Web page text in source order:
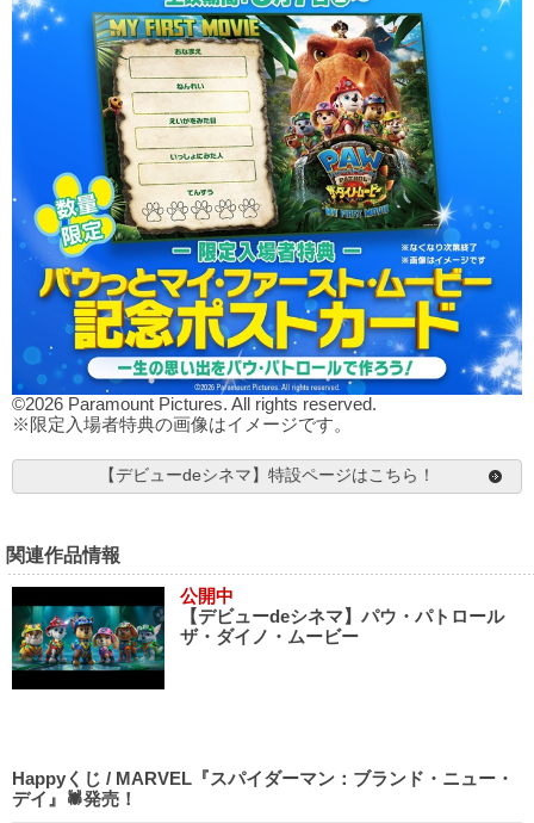
©2026 Paramount Pictures. All rights reserved.
※限定入場者特典の画像はイメージです。
【デビューdeシネマ】特設ページはこちら！
関連作品情報
公開中
【デビューdeシネマ】パウ・パトロール
ザ・ダイノ・ムービー
Happyくじ / MARVEL『スパイダーマン：ブランド・ニュー・
デイ』🕷発売！